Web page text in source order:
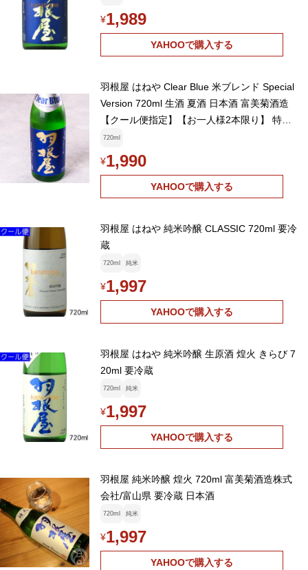
¥1,989
YAHOOで購入する
羽根屋 はねや Clear Blue 米ブレンド Special
Version 720ml 生酒 夏酒 日本酒 富美菊酒造
【クール便指定】【お一人様2本限り】 特約
店 通販
720ml
¥1,990
YAHOOで購入する
羽根屋 はねや 純米吟醸 CLASSIC 720ml 要冷
蔵
720ml 純米
¥1,997
YAHOOで購入する
羽根屋 はねや 純米吟醸 生原酒 煌火 きらび 7
20ml 要冷蔵
720ml 純米
¥1,997
YAHOOで購入する
羽根屋 純米吟醸 煌火 720ml 富美菊酒造株式
会社/富山県 要冷蔵 日本酒
720ml 純米
¥1,997
YAHOOで購入する